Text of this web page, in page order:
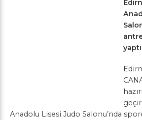
Anadolu Lisesi Judo Salonu’nda